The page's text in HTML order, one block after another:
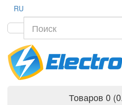
RU
Товаров 0